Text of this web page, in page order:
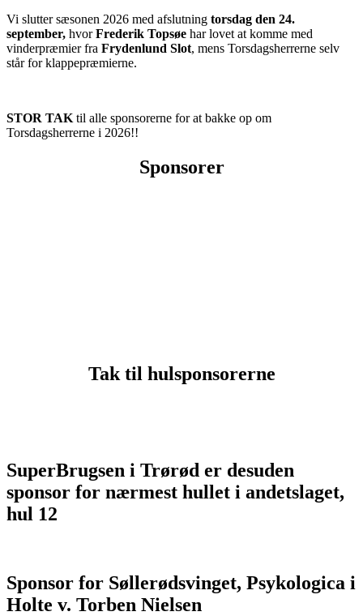
Vi slutter sæsonen 2026 med afslutning torsdag den 24.
september, hvorFrederik Topsøe har lovet at komme med
vinderpræmier fra Frydenlund Slot, mens Torsdagsherrerne selv
står for klappepræmierne.
STOR TAK til alle sponsorerne for at bakke op om
Torsdagsherrerne i 2026!!
Sponsorer
Tak til hulsponsorerne
SuperBrugsen i Trørød er desuden
sponsor for nærmest hullet i andetslaget,
hul 12
Sponsor for Søllerødsvinget, Psykologica i
Holte v. Torben Nielsen